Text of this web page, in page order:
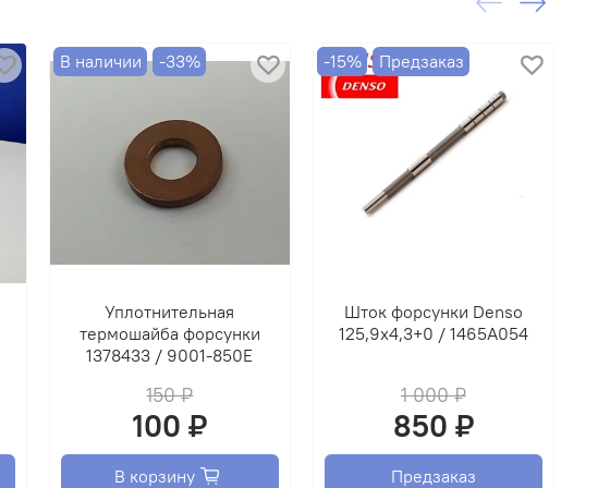
В наличии -33%
Уплотнительная
термошайба форсунки
1378433 / 9001-850E
150 ₽
100 ₽
В корзину
-15% Предзаказ
Шток форсунки Denso
125,9х4,3+0 / 1465A054
1 000 ₽
850 ₽
Предзаказ